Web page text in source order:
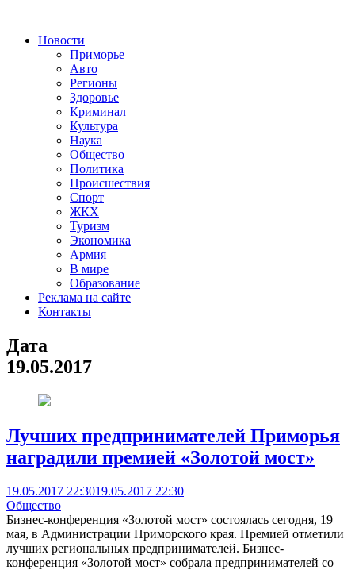
Новости
Приморье
Авто
Регионы
Здоровье
Криминал
Культура
Наука
Общество
Политика
Происшествия
Спорт
ЖКХ
Туризм
Экономика
Армия
В мире
Образование
Реклама на сайте
Контакты
Дата
19.05.2017
Лучших предпринимателей Приморья
наградили премией «Золотой мост»
19.05.2017 22:3019.05.2017 22:30
Общество
Бизнес-конференция «Золотой мост» состоялась сегодня, 19
мая, в Администрации Приморского края. Премией отметили
лучших региональных предпринимателей. Бизнес-
конференция «Золотой мост» собрала предпринимателей со